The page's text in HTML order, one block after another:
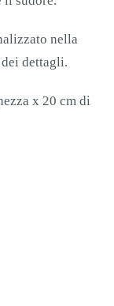
nella
dettagli.
x 20 cm di